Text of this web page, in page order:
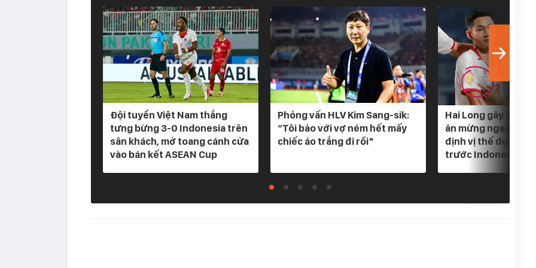
Đội tuyển Việt Nam thắng
tưng bừng 3-0 Indonesia trên
sân khách, mở toang cánh cửa
vào bán kết ASEAN Cup
Phỏng vấn HLV Kim Sang-sik:
“Tôi bảo với vợ ném hết mấy
chiếc áo trắng đi rồi"
Hai Long gây sốt khi
ăn mừng ngạo
định vị thế đương
trước Indonesia